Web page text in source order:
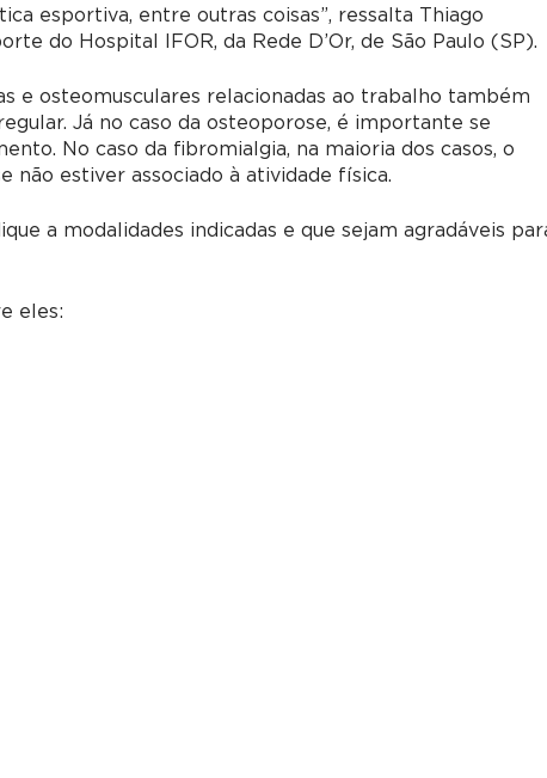
esportiva, entre outras coisas”, ressalta Thiago
do Hospital IFOR, da Rede D’Or, de São Paulo (SP).
e osteomusculares relacionadas ao trabalho também
Já no caso da osteoporose, é importante se
No caso da fibromialgia, na maioria dos casos, o
estiver associado à atividade física.
a modalidades indicadas e que sejam agradáveis
eles: